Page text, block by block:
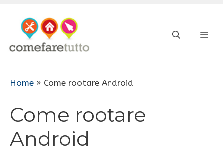
contenuto
Home » Come rootare Android
Come rootare
Android